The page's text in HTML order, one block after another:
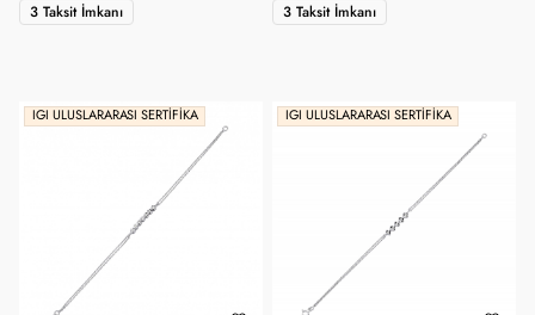
3 Taksit İmkanı 3 Taksit İmkanı
IGI ULUSLARARASI SERTIFIKA IGI ULUSLARARASI SERTIFIKA